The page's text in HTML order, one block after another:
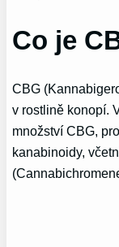
Co je
CBG
v rostlině konopí.
množství CBG,
kanabinoidy,